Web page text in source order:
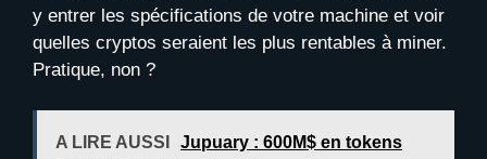
y entrer les spécifications de votre machine et voir
quelles cryptos seraient les plus rentables à miner.
Pratique, non ?
A LIRE AUSSI
Jupuary : 600M$ en tokens